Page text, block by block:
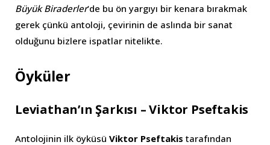
Büyük Biraderler’de bu ön yargıyı bir kenara bırakmak
gerek çünkü antoloji, çevirinin de aslında bir sanat
olduğunu bizlere ispatlar nitelikte.
Öyküler
Leviathan’ın Şarkısı – Viktor Pseftakis
Antolojinin ilk öyküsü Viktor Pseftakis tarafından